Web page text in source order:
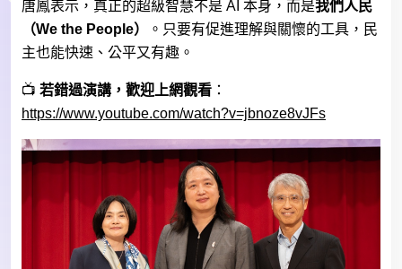
唐鳳表示，真正的超級智慧不是 AI 本身，而是我們人民
（We the People）
。只要有促進理解與關懷的工具，民
主也能快速、公平又有趣。
📺 若錯過演講，歡迎上網觀看 ：
https://www.youtube.com/watch?v=jbnoze8vJFs